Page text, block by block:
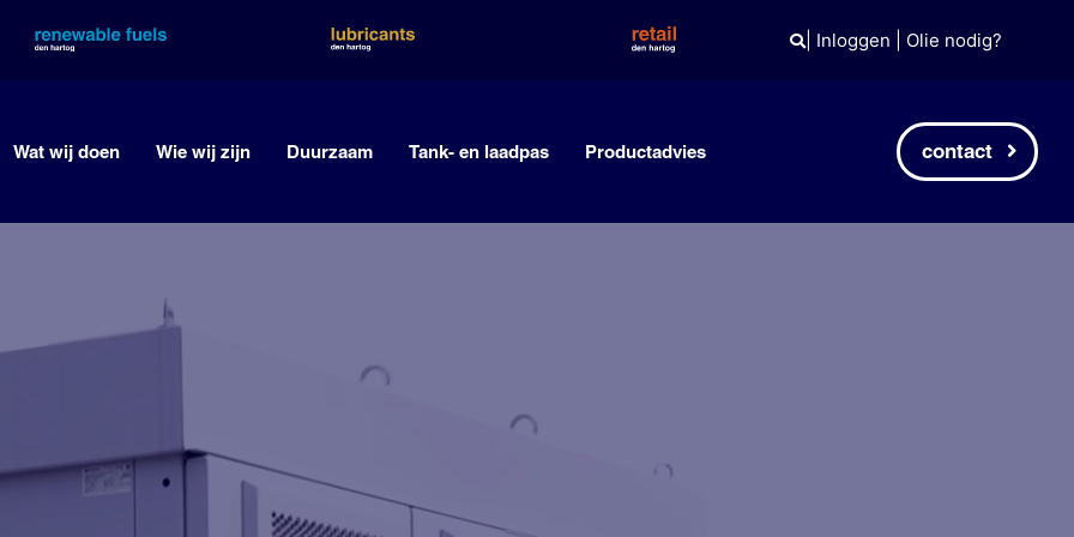
| Inloggen Olie nodig?
Wat wij doen Wie wij zijn Duurzaam Tank- en laadpas Productadvies contact